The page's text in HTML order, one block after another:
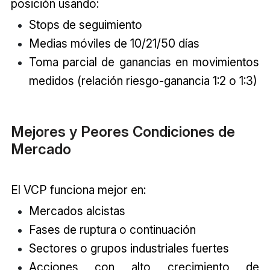
posición usando:
Stops de seguimiento
Medias móviles de 10/21/50 días
Toma parcial de ganancias en movimientos
medidos (relación riesgo-ganancia 1:2 o 1:3)
Mejores y Peores Condiciones de
Mercado
El VCP funciona mejor en:
Mercados alcistas
Fases de ruptura o continuación
Sectores o grupos industriales fuertes
Acciones con alto crecimiento de